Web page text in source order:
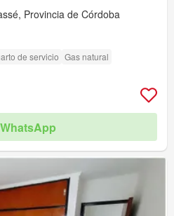
Provincia de Córdoba
de servicio Gas natural
WhatsApp